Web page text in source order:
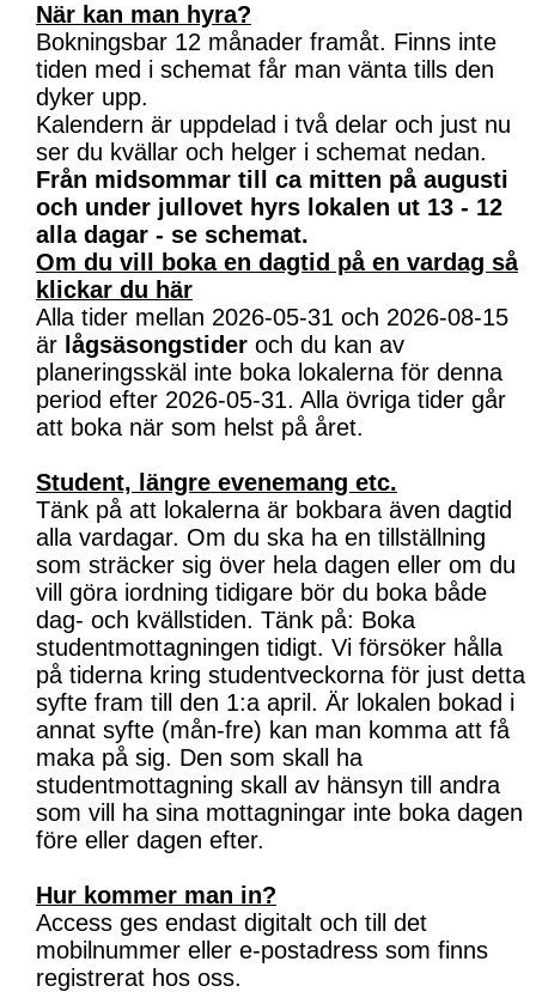
När kan man hyra?
Bokningsbar 12 månader framåt. Finns inte
tiden med i schemat får man vänta tills den
dyker upp.
Kalendern är uppdelad i två delar och just nu
ser du kvällar och helger i schemat nedan.
Från midsommar till ca mitten på augusti
och under jullovet hyrs lokalen ut 13 - 12
alla dagar - se schemat.
Om du vill boka en dagtid på en vardag så
klickar du här
Alla tider mellan 2026-05-31 och 2026-08-15
är lågsäsongstider och du kan av
planeringsskäl inte boka lokalerna för denna
period efter 2026-05-31. Alla övriga tider går
att boka när som helst på året.
Student, längre evenemang etc.
Tänk på att lokalerna är bokbara även dagtid
alla vardagar. Om du ska ha en tillställning
som sträcker sig över hela dagen eller om du
vill göra iordning tidigare bör du boka både
dag- och kvällstiden. Tänk på: Boka
studentmottagningen tidigt. Vi försöker hålla
på tiderna kring studentveckorna för just detta
syfte fram till den 1:a april. Är lokalen bokad i
annat syfte (mån-fre) kan man komma att få
maka på sig. Den som skall ha
studentmottagning skall av hänsyn till andra
som vill ha sina mottagningar inte boka dagen
före eller dagen efter.
Hur kommer man in?
Access ges endast digitalt och till det
mobilnummer eller e-postadress som finns
registrerat hos oss.